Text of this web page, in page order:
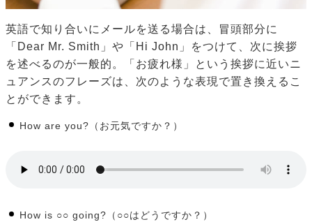
英語で知り合いにメールを送る場合は、冒頭部分に
「Dear Mr. Smith」や「Hi John」をつけて、次に挨拶
を述べるのが一般的。「お疲れ様」という挨拶に近いニ
ュアンスのフレーズは、次のような表現で置き換えるこ
とができます。
How are you?（お元気ですか？）
How is ○○ going?（○○はどうですか？）